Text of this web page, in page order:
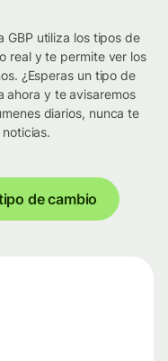
GBP utiliza los tipos de
real y te permite ver los
¿Esperas un tipo de
ahora y te avisaremos
diarios, nunca te
de cambio